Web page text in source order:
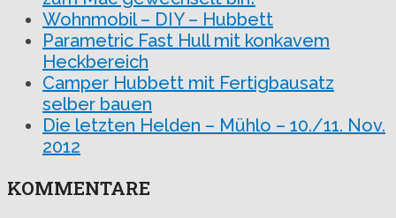
Wohnmobil – DIY – Hubbett
Parametric Fast Hull mit konkavem
Heckbereich
Camper Hubbett mit Fertigbausatz
selber bauen
Die letzten Helden – Mühlo – 10./11. Nov.
2012
KOMMENTARE